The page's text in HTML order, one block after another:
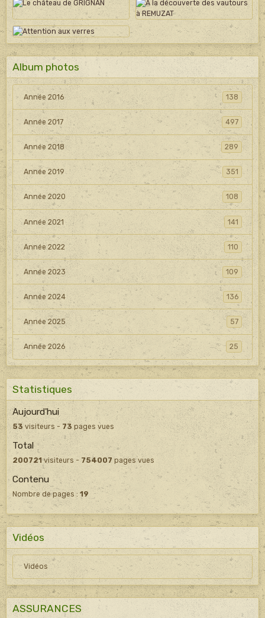
Album photos
Année 2016 138
Année 2017 497
Année 2018 289
Année 2019 351
Année 2020 108
Année 2021 141
Année 2022 110
Année 2023 109
Année 2024 136
Année 2025 57
Année 2026 25
Statistiques
Aujourd'hui
53visiteurs - 73pages vues
Total
200721visiteurs -754007 pages vues
Contenu
Nombre de pages : 19
Vidéos
Vidéos
ASSURANCES